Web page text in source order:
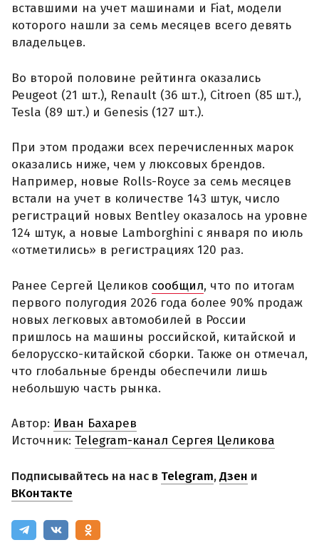
вставшими на учет машинами и Fiat, модели
которого нашли за семь месяцев всего девять
владельцев.
Во второй половине рейтинга оказались
Peugeot (21 шт.), Renault (36 шт.), Citroen (85 шт.),
Tesla (89 шт.) и Genesis (127 шт.).
При этом продажи всех перечисленных марок
оказались ниже, чем у люксовых брендов.
Например, новые Rolls-Royce за семь месяцев
встали на учет в количестве 143 штук, число
регистраций новых Bentley оказалось на уровне
124 штук, а новые Lamborghini с января по июль
«отметились» в регистрациях 120 раз.
Ранее Сергей Целиков сообщил, что по итогам
первого полугодия 2026 года более 90% продаж
новых легковых автомобилей в России
пришлось на машины российской, китайской и
белорусско-китайской сборки. Также он отмечал,
что глобальные бренды обеспечили лишь
небольшую часть рынка.
Автор: Иван Бахарев
Источник: Telegram-канал Сергея Целикова
Подписывайтесь на нас в Telegram,Дзен и
ВКонтакте